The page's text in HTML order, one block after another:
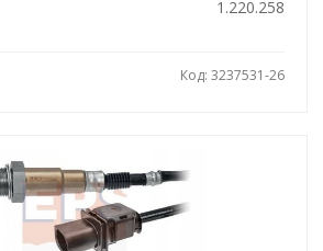
1.220.258
Код: 3237531-26